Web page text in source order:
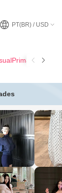
PT(BR) / USD
Verão